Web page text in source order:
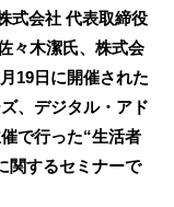
式会社 代表取締役
々木潔氏、株式会
19日に開催された
、デジタル・アド
で行った“生活者
関するセミナーで